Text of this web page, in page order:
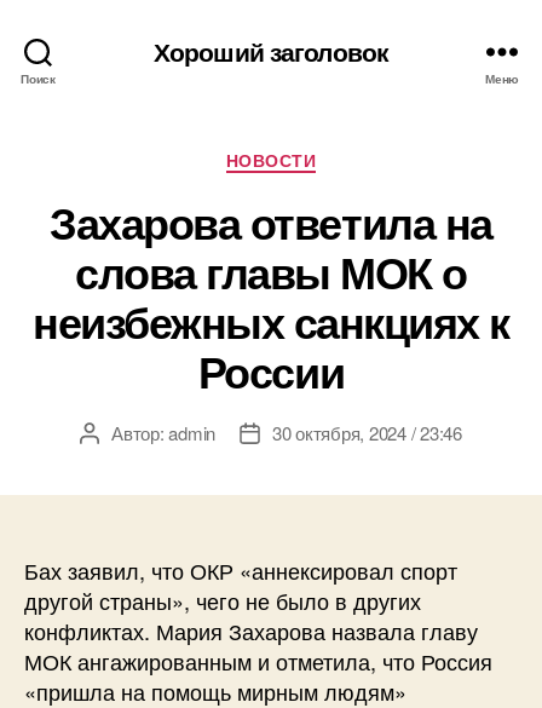
Поиск
Хороший заголовок
Меню
Рубрики
НОВОСТИ
Захарова ответила на
слова главы МОК о
неизбежных санкциях к
России
АвторАвтор:admin
Дата30 октября, 2024 / 23:46
Бах заявил, что ОКР «аннексировал спорт
другой страны», чего не было в других
конфликтах. Мария Захарова назвала главу
МОК ангажированным и отметила, что Россия
«пришла на помощь мирным людям»